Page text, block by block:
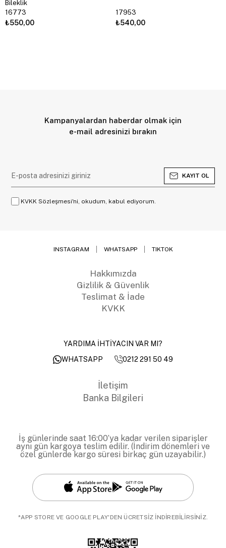
Bileklik
16773
₺550,00
17953
₺540,00
Kampanyalardan haberdar olmak için
e-mail adresinizi bırakın
KAYIT OL
KVKK Sözleşmesi'ni, okudum, kabul ediyorum.
INSTAGRAM WHATSAPP TIKTOK
Hakkımızda
Gizlilik & Güvenlik
Teslimat & İade
KVKK
YARDIMA İHTİYACIN VAR MI?
WHATSAPP
0212 291 50 49
İletişim
Banka Bilgileri
İş günlerinde saat 16:00’ya kadar verilen siparişler
aynı gün kargoya teslim edilir. (İndirim dönemleri ve
özel günlerde kargo süresi birkaç gün uzayabilir.)
*APP STORE VE GOOGLE PLAY'DEN ÜCRETSİZ İNDİREBİLİRSİNİZ.